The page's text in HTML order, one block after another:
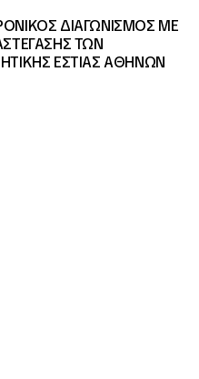
ΔΙΑΓΩΝΙΣΜΟΣ ΜΕ
ΤΩΝ
ΕΣΤΙΑΣ ΑΘΗΝΩΝ